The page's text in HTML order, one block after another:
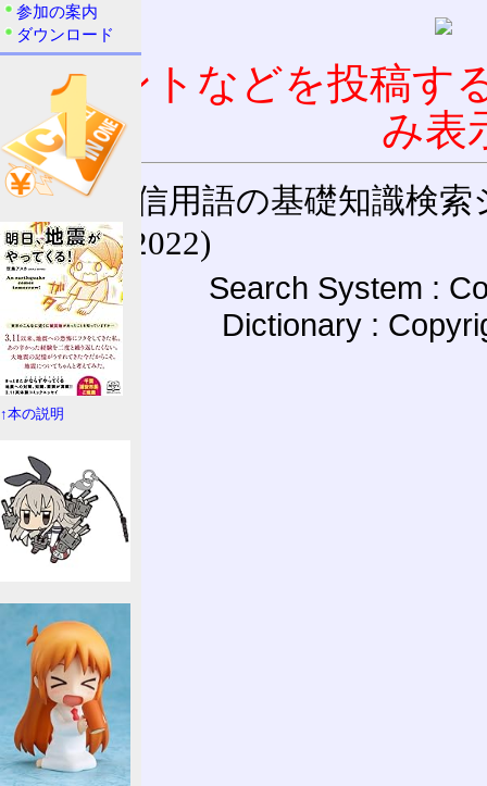
コメントなどを投稿す
み表
通信用語の基礎知識検
(27-May-2022)
Search System :
Dictionary :
参加の案内
ダウンロード
↑本の説明